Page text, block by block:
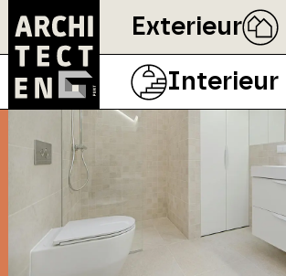
Exterieur
Interieur